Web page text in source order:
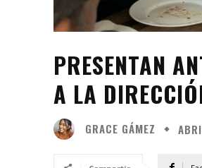
PRESENTAN
A LA
GRACE GÁMEZ